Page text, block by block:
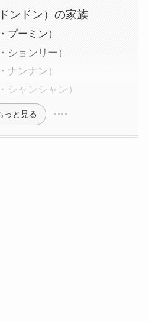
ンドン）の家族
プーミン）
ションリー）
ナンナン）
シャンシャン）
っと見る